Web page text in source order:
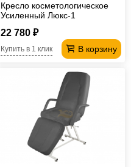
Кресло косметологическое
Усиленный Люкс-1
22 780 ₽
В корзину
Купить в 1 клик